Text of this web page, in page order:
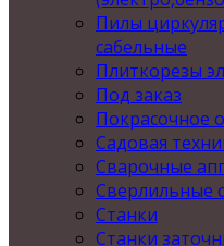
Пилы
сабельные
Плиткорезы
Под заказ
Покрасочное
Садовая
Сварочные
Сверлильные
Станки
Станки